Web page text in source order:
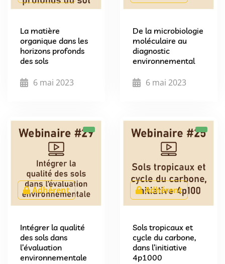
La matière
organique dans les
horizons profonds
des sols
6 mai 2023
De la microbiologie
moléculaire au
diagnostic
environnemental
6 mai 2023
Adhérent
Intégrer la qualité
des sols dans
l’évaluation
environnementale
Adhérent
Sols tropicaux et
cycle du carbone,
dans l’initiative
4p1000